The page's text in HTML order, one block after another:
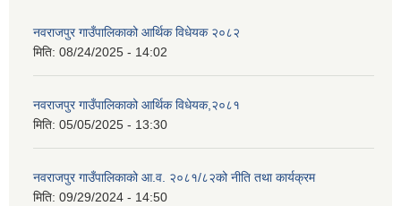
नवराजपुर गाउँपालिकाको आर्थिक विधेयक २०८२
मिति: 08/24/2025 - 14:02
नवराजपुर गाउँपालिकाको आर्थिक विधेयक,२०८१
मिति: 05/05/2025 - 13:30
नवराजपुर गाउँपालिकाको आ.व. २०८१/८२को नीति तथा कार्यक्रम
मिति: 09/29/2024 - 14:50